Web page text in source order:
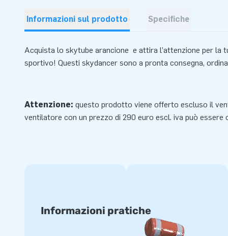
Informazioni sul prodotto Specifiche
Acquista lo skytube arancione e attira l’attenzione per la
sportivo! Questi skydancer sono a pronta consegna,
Attenzione: questo prodotto viene offerto escluso il
ventilatore con un prezzo di 290 euro escl. iva può essere
Informazioni pratiche